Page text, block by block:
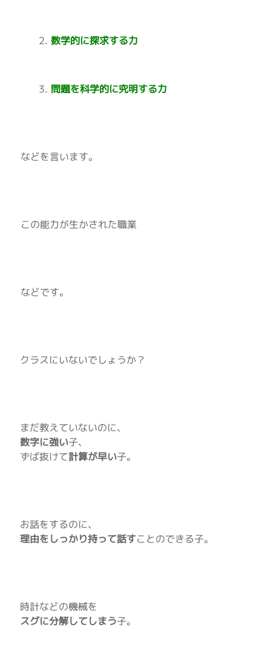
数学的に探求する力
問題を科学的に究明する力
などを言います。
この能力が生かされた職業
などです。
クラスにいないでしょうか？
まだ教えていないのに、
数字に強い子、
ずば抜けて計算が早い子。
お話をするのに、
理由をしっかり持って話すことのできる子。
時計などの機械を
スグに分解してしまう子。